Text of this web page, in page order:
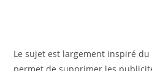
Le sujet est largement inspiré